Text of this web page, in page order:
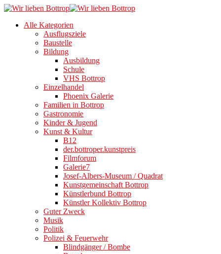
Alle Kategorien
Ausflugsziele
Baustelle
Bildung
Ausbildung
Schule
VHS Bottrop
Einzelhandel
Phoenix Galerie
Familien in Bottrop
Gastronomie
Kinder & Jugend
Kunst & Kultur
B12
der.bottroper.kunstpreis
Filmforum
Galerie7
Josef-Albers-Museum / Quadrat
Kunstgemeinschaft Bottrop
Künstlerbund Bottrop
Künstler Kollektiv Bottrop
Guter Zweck
Musik
Politik
Polizei & Feuerwehr
Blindgänger / Bombe